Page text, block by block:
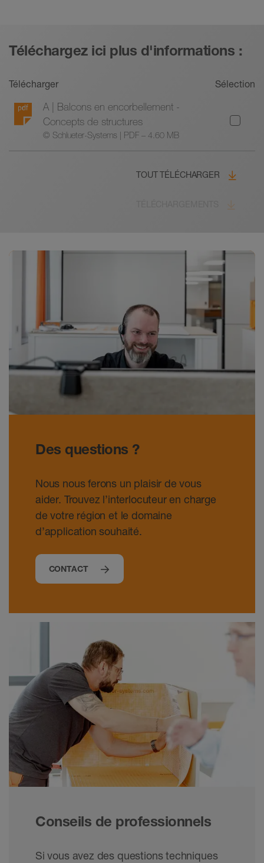
Téléchargez ici plus d'informations :
Télécharger
Sélection
A | Balcons en encorbellement -
Concepts de structures
© Schlueter-Systems | PDF – 4.60 MB
TOUT TÉLÉCHARGER
Des questions ?
Nous nous ferons un plaisir de vous
aider. Trouvez l’interlocuteur en charge
de votre région et le domaine
d’application souhaité.
CONTACT
Conseils de professionnels
Si vous avez des questions techniques